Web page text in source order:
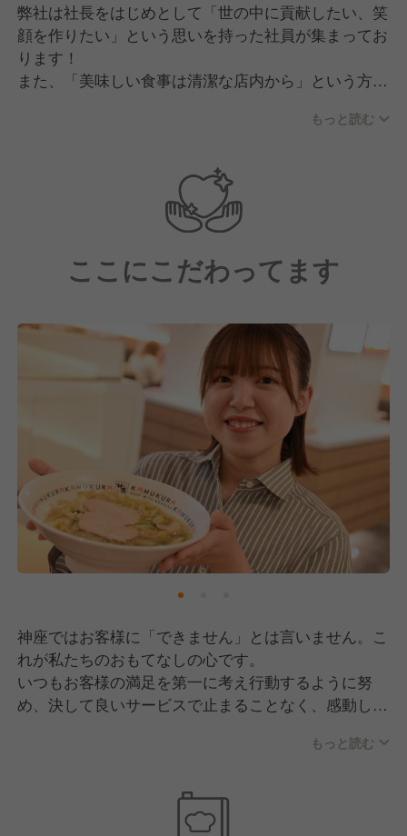
弊社は社長をはじめとして「世の中に貢献したい、笑
顔を作りたい」という思いを持った社員が集まってお
ります！
また、「美味しい食事は清潔な店内から」という方針
そのため、パート、アルバイトも含めると女性比率が
もっと読む
ここにこだわってます
神座ではお客様に「できません」とは言いません。こ
れが私たちのおもてなしの心です。
いつもお客様の満足を第一に考え行動するように努
め、決して良いサービスで止まることなく、感動して
もっと読む